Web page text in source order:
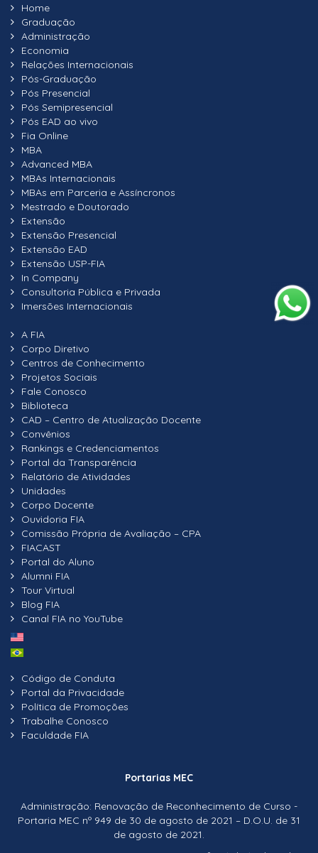
Home
Graduação
Administração
Economia
Relações Internacionais
Pós-Graduação
Pós Presencial
Pós Semipresencial
Pós EAD ao vivo
Fia Online
MBA
Advanced MBA
MBAs Internacionais
MBAs em Parceria e Assíncronos
Mestrado e Doutorado
Extensão
Extensão Presencial
Extensão EAD
Extensão USP-FIA
In Company
Consultoria Pública e Privada
Imersões Internacionais
A FIA
Corpo Diretivo
Centros de Conhecimento
Projetos Sociais
Fale Conosco
Biblioteca
CAD – Centro de Atualização Docente
Convênios
Rankings e Credenciamentos
Portal da Transparência
Relatório de Atividades
Unidades
Corpo Docente
Ouvidoria FIA
Comissão Própria de Avaliação – CPA
FIACAST
Portal do Aluno
Alumni FIA
Tour Virtual
Blog FIA
Canal FIA no YouTube
Código de Conduta
Portal da Privacidade
Política de Promoções
Trabalhe Conosco
Faculdade FIA
Portarias MEC
Administração: Renovação de Reconhecimento de Curso -
Portaria MEC nº 949 de 30 de agosto de 2021 – D.O.U. de 31
de agosto de 2021.